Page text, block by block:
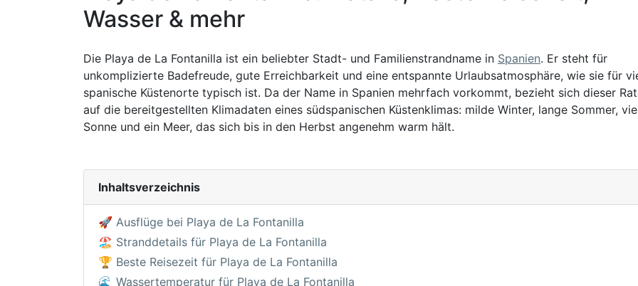
Wasser & mehr
Die Playa de La Fontanilla ist ein beliebter Stadt- und Familienstrandname in Spanien. Er steht für
unkomplizierte Badefreude, gute Erreichbarkeit und eine entspannte Urlaubsatmosphäre, wie sie für
spanische Küstenorte typisch ist. Da der Name in Spanien mehrfach vorkommt, bezieht sich dieser
auf die bereitgestellten Klimadaten eines südspanischen Küstenklimas: milde Winter, lange Sommer,
Sonne und ein Meer, das sich bis in den Herbst angenehm warm hält.
Inhaltsverzeichnis
🚀 Ausflüge bei Playa de La Fontanilla
🏖️ Stranddetails für Playa de La Fontanilla
🏆 Beste Reisezeit für Playa de La Fontanilla
🌊 Wassertemperatur für Playa de La Fontanilla